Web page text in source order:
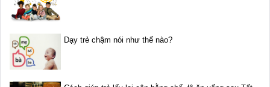
Dạy trẻ chậm nói như thế nào?